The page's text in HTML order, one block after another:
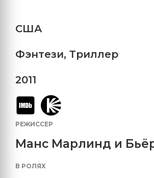
США
Фэнтези, Триллер
2011
РЕЖИССЕР
Манс Марлинд и
В РОЛЯХ